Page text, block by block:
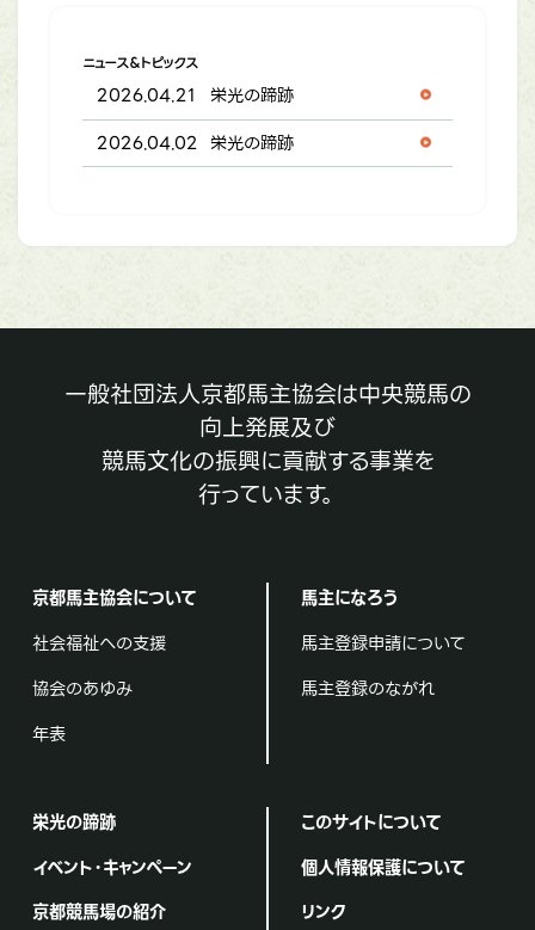
ニュース＆トピックス
2026.04.21
栄光の蹄跡
2026.04.02 栄光の蹄跡
一般社団法人京都馬主協会は中央競馬の
向上発展及び
競馬文化の振興に貢献する事業を
行っています。
京都馬主協会について
社会福祉への支援
協会のあゆみ
年表
馬主になろう
馬主登録申請について
馬主登録のながれ
栄光の蹄跡
イベント・キャンペーン
京都競馬場の紹介
このサイトについて
個人情報保護について
リンク